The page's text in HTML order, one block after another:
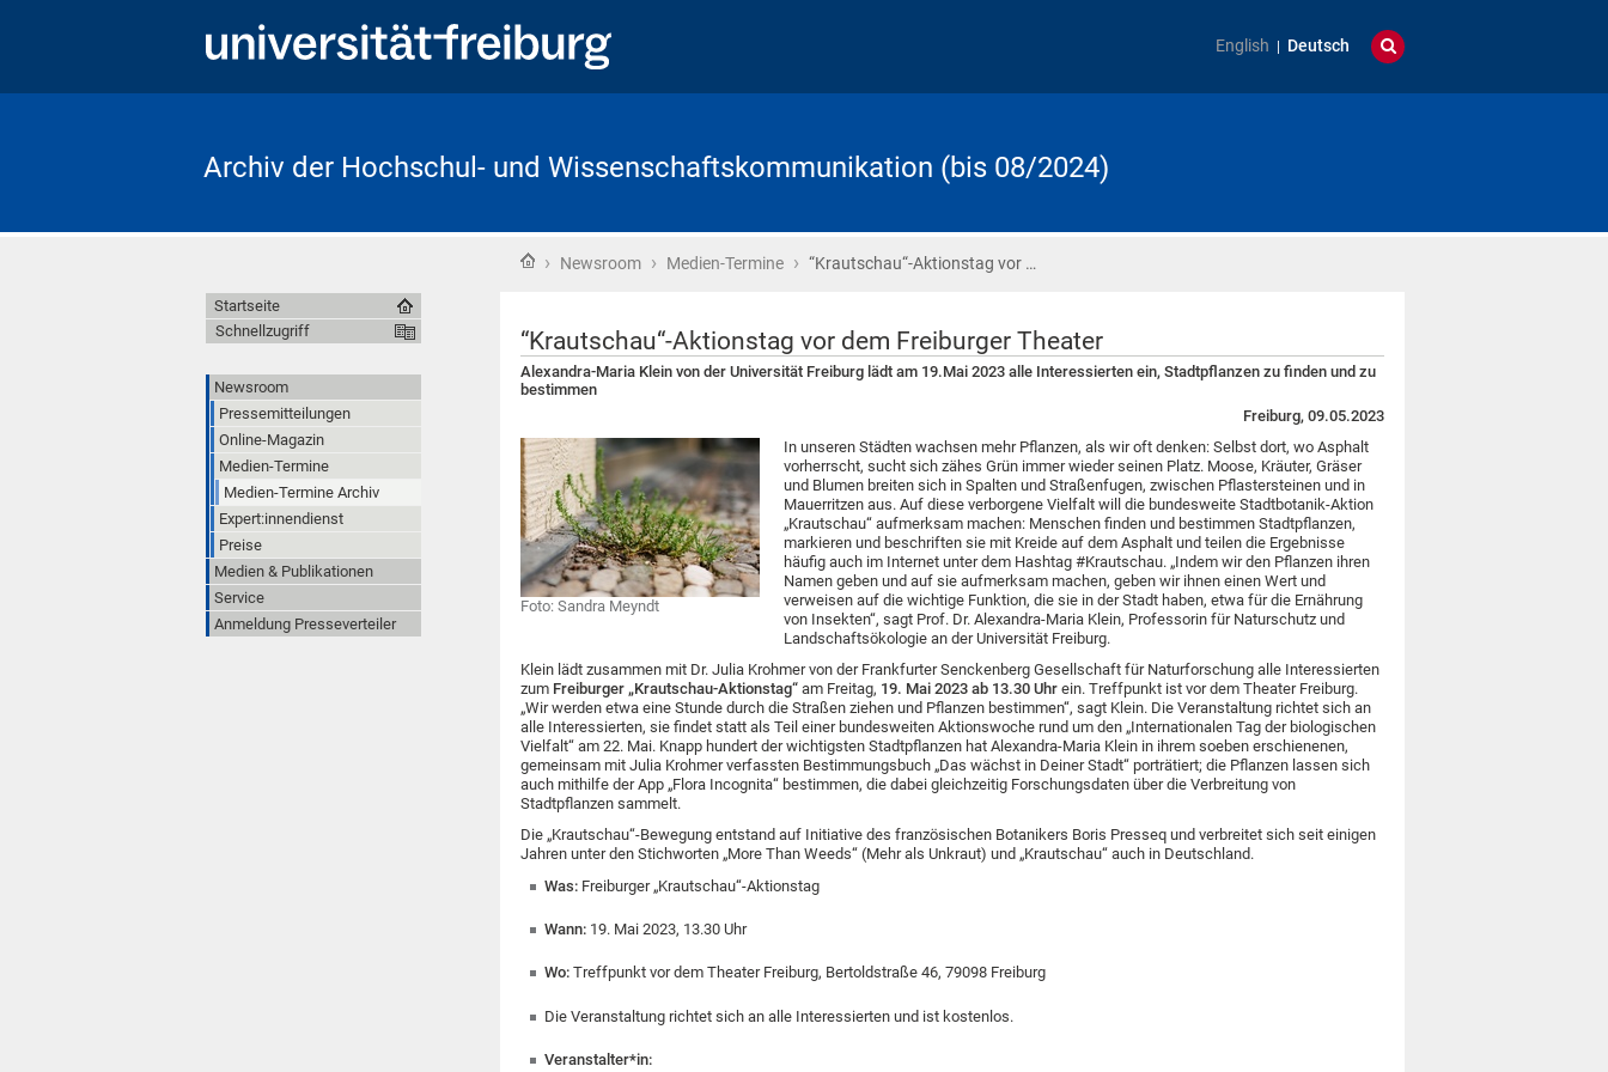
English Deutsch
Archiv der Hochschul- und Wissenschaftskommunikation (bis 08/2024)
Startseite
› Newsroom › Medien-Termine › “Krautschau“-Aktionstag vor …
“Krautschau“-Aktionstag vor dem Freiburger Theater
Alexandra-Maria Klein von der Universität Freiburg lädt am 19.Mai 2023 alle Interessierten ein, Stadtpflanzen zu finden und zu
bestimmen
Freiburg, 09.05.2023
Foto: Sandra Meyndt
In unseren Städten wachsen mehr Pflanzen, als wir oft denken: Selbst dort, wo Asphalt
vorherrscht, sucht sich zähes Grün immer wieder seinen Platz. Moose, Kräuter, Gräser
und Blumen breiten sich in Spalten und Straßenfugen, zwischen Pflastersteinen und in
Mauerritzen aus. Auf diese verborgene Vielfalt will die bundesweite Stadtbotanik-Aktion
„Krautschau“ aufmerksam machen: Menschen finden und bestimmen Stadtpflanzen,
markieren und beschriften sie mit Kreide auf dem Asphalt und teilen die Ergebnisse
häufig auch im Internet unter dem Hashtag #Krautschau. „Indem wir den Pflanzen ihren
Namen geben und auf sie aufmerksam machen, geben wir ihnen einen Wert und
verweisen auf die wichtige Funktion, die sie in der Stadt haben, etwa für die Ernährung
von Insekten“, sagt Prof. Dr. Alexandra-Maria Klein, Professorin für Naturschutz und
Landschaftsökologie an der Universität Freiburg.
Klein lädt zusammen mit Dr. Julia Krohmer von der Frankfurter Senckenberg Gesellschaft für Naturforschung alle Interessierten
zum Freiburger „Krautschau-Aktionstag“ am Freitag, 19. Mai 2023 ab 13.30 Uhr ein. Treffpunkt ist vor dem Theater Freiburg.
„Wir werden etwa eine Stunde durch die Straßen ziehen und Pflanzen bestimmen“, sagt Klein. Die Veranstaltung richtet sich an
alle Interessierten, sie findet statt als Teil einer bundesweiten Aktionswoche rund um den „Internationalen Tag der biologischen
Vielfalt“ am 22. Mai. Knapp hundert der wichtigsten Stadtpflanzen hat Alexandra-Maria Klein in ihrem soeben erschienenen,
gemeinsam mit Julia Krohmer verfassten Bestimmungsbuch „Das wächst in Deiner Stadt“ porträtiert; die Pflanzen lassen sich
auch mithilfe der App „Flora Incognita“ bestimmen, die dabei gleichzeitig Forschungsdaten über die Verbreitung von
Stadtpflanzen sammelt.
Die „Krautschau“-Bewegung entstand auf Initiative des französischen Botanikers Boris Presseq und verbreitet sich seit einigen
Jahren unter den Stichworten „More Than Weeds“ (Mehr als Unkraut) und „Krautschau“ auch in Deutschland.
Was: Freiburger „Krautschau“-Aktionstag
Wann: 19. Mai 2023, 13.30 Uhr
Wo: Treffpunkt vor dem Theater Freiburg, Bertoldstraße 46, 79098 Freiburg
Die Veranstaltung richtet sich an alle Interessierten und ist kostenlos.
Veranstalter*in:
Startseite
Schnellzugriff
Newsroom
Pressemitteilungen
Online-Magazin
Medien-Termine
Medien-Termine Archiv
Expert:innendienst
Preise
Medien & Publikationen
Service
Anmeldung Presseverteiler